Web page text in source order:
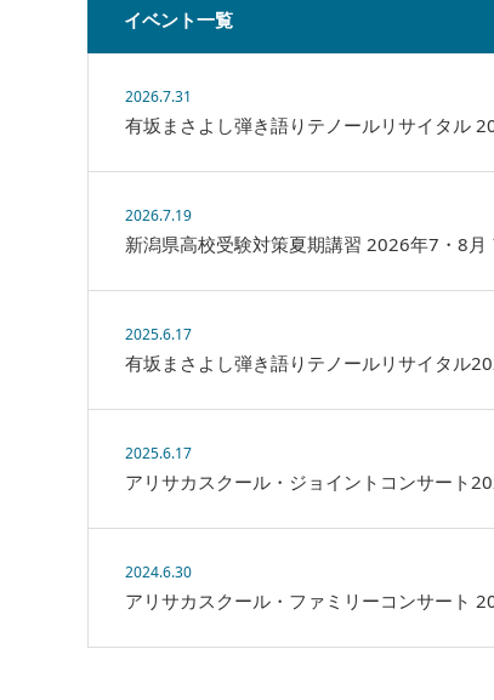
イベント一覧
2026.7.31
有坂まさよし弾き語りテノールリサイタル
2026.7.19
新潟県高校受験対策夏期講習 2026年7・8月
2025.6.17
有坂まさよし弾き語りテノールリサイタル
2025.6.17
アリサカスクール・ジョイントコンサート
2024.6.30
アリサカスクール・ファミリーコンサート